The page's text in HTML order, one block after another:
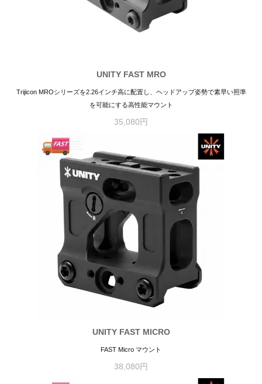
UNITY FAST MRO
Trijicon MROシリーズを2.26インチ高に配置し、ヘッドアップ姿勢で素早い照準
を可能にする高性能マウント
35,080円
UNITY FAST MICRO
FAST Micro マウント
38,080円